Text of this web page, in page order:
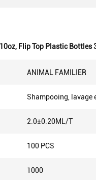
, Flip Top Plastic Bottles
ANIMAL FAMILIER
Shampooing, lavage
2.0±0.20ML/T
100 PCS
1000